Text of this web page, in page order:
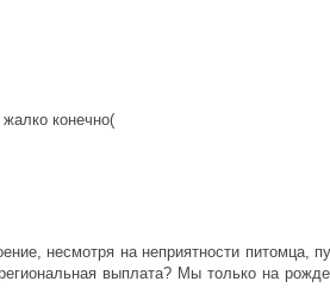
конечно(
несмотря на неприятности питомца,
выплата? Мы только на